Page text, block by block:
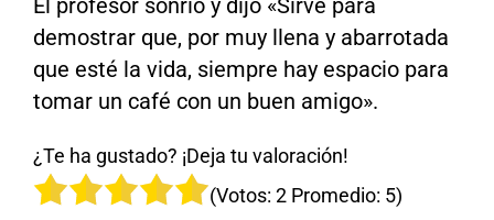
El profesor sonrió y dijo «Sirve para
demostrar que, por muy llena y abarrotada
que esté la vida, siempre hay espacio para
tomar un café con un buen amigo».
¿Te ha gustado? ¡Deja tu valoración!
(Votos: 2Promedio: 5)